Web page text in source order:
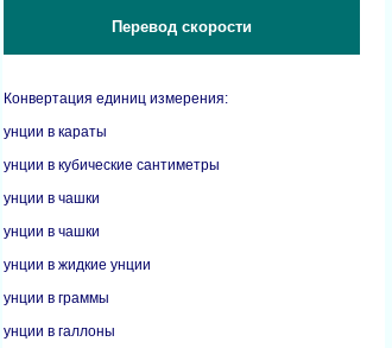
Перевод скорости
Конвертация единиц измерения:
унции в караты
унции в кубические сантиметры
унции в чашки
унции в чашки
унции в жидкие унции
унции в граммы
унции в галлоны